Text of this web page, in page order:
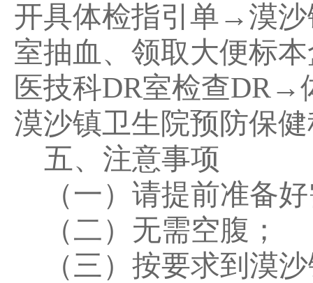
开具体检指引单→漠
室抽血、领取大便标
医技科DR室检查DR→
漠沙镇卫生院预防保
五、注意事项
（一）请提前准备
（二）无需空腹；
（三）按要求到漠